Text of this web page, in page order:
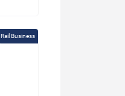
Rail Business